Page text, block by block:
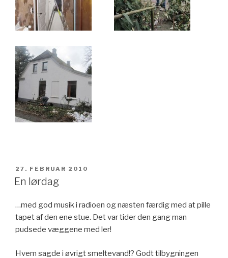
UDGIVET
DEN
27. FEBRUAR 2010
En lørdag
…med god musik i radioen og næsten færdig med at pille
tapet af den ene stue. Det var tider den gang man
pudsede væggene med ler!
Hvem sagde i øvrigt smeltevand!? Godt tilbygningen